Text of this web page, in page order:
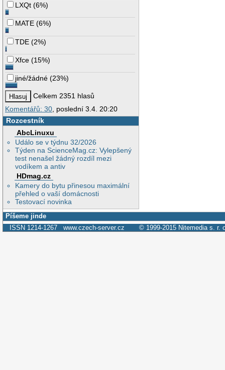
LXQt (6%)
MATE (6%)
TDE (2%)
Xfce (15%)
jiné/žádné (23%)
Celkem 2351 hlasů
Komentářů: 30 , poslední 3.4. 20:20
Rozcestník
AbcLinuxu
Událo se v týdnu 32/2026
Týden na ScienceMag.cz: Vylepšený
test nenašel žádný rozdíl mezi
vodíkem a antiv
HDmag.cz
Kamery do bytu přinesou maximální
přehled o vaší domácnosti
Testovací novinka
Píšeme jinde
ISSN 1214-1267 www.czech-server.cz © 1999-2015 Nitemedia s. r.